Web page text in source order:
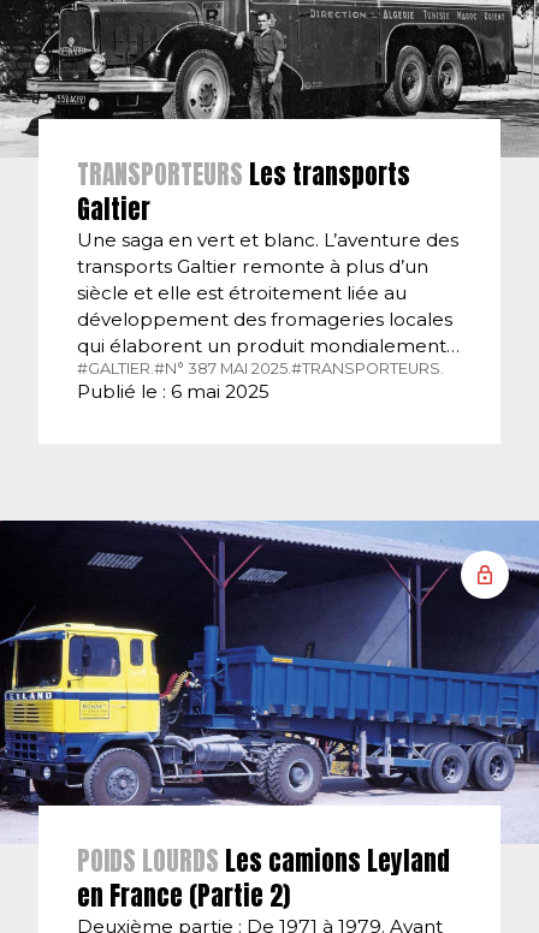
TRANSPORTEURS Les transports
Galtier
Une saga en vert et blanc. L’aventure des
transports Galtier remonte à plus d’un
siècle et elle est étroitement liée au
développement des fromageries locales
qui élaborent un produit mondialement…
#GALTIER.#N° 387 MAI 2025.#TRANSPORTEURS.
Publié le : 6 mai 2025
POIDS LOURDS Les camions Leyland
en France (Partie 2)
Deuxième partie : De 1971 à 1979. Ayant